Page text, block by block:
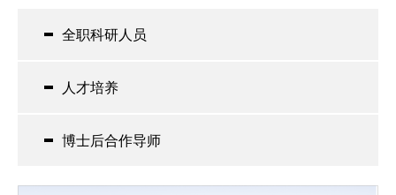
全职科研人员
人才培养
博士后合作导师